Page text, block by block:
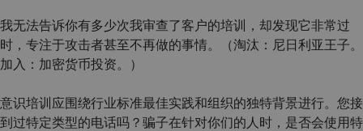
我无法告诉你有多少次我审查了客户的培训，却发现它非常过
时，专注于攻击者甚至不再做的事情。（淘汰：尼日利亚王子。
加入：加密货币投资。）
意识培训应围绕行业标准最佳实践和组织的独特背景进行。您接
到过特定类型的电话吗？骗子在针对你们的人时，是否会使用特